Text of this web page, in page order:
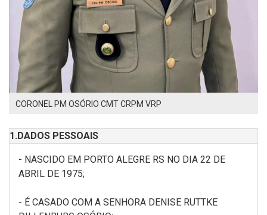
CORONEL PM OSÓRIO CMT CRPM VRP
1.DADOS PESSOAIS
- NASCIDO EM PORTO ALEGRE RS NO DIA 22 DE
ABRIL DE 1975;
- É CASADO COM A SENHORA DENISE RUTTKE